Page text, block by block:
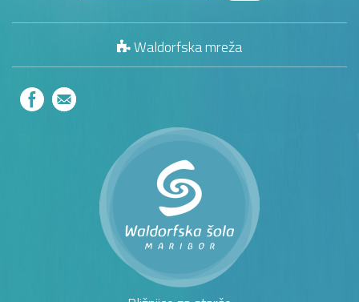
Waldorfska mreža